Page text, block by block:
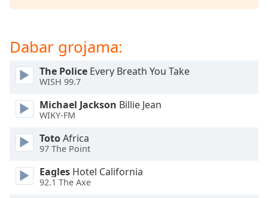
Picture-
Picture
This
modal
window.
Beginning
Dabar grojama:
The Police Every Breath You Take
WISH 99.7
Michael Jackson Billie Jean
WIKY-FM
TotoAfrica
97 The Point
Eagles Hotel California
92.1 The Axe